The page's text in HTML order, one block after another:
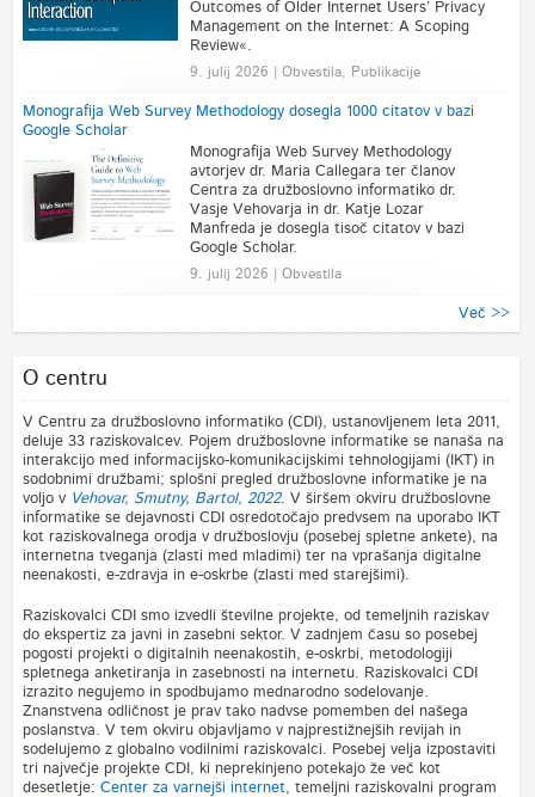
Outcomes of Older Internet Users’ Privacy
Management on the Internet: A Scoping
Review«.
9. julij 2026 | Obvestila, Publikacije
Monografija Web Survey Methodology dosegla 1000 citatov v bazi
Google Scholar
Monografija Web Survey Methodology
avtorjev dr. Maria Callegara ter članov
Centra za družboslovno informatiko dr.
Vasje Vehovarja in dr. Katje Lozar
Manfreda je dosegla tisoč citatov v bazi
Google Scholar.
9. julij 2026 | Obvestila
Več >>
O centru
V Centru za družboslovno informatiko (CDI), ustanovljenem leta 2011,
deluje 33 raziskovalcev. Pojem družboslovne informatike se nanaša na
interakcijo med informacijsko-komunikacijskimi tehnologijami (IKT) in
sodobnimi družbami; splošni pregled družboslovne informatike je na
voljo v Vehovar, Smutny, Bartol, 2022. V širšem okviru družboslovne
informatike se dejavnosti CDI osredotočajo predvsem na uporabo IKT
kot raziskovalnega orodja v družboslovju (posebej spletne ankete), na
internetna tveganja (zlasti med mladimi) ter na vprašanja digitalne
neenakosti, e-zdravja in e-oskrbe (zlasti med starejšimi).
Raziskovalci CDI smo izvedli številne projekte, od temeljnih raziskav
do ekspertiz za javni in zasebni sektor. V zadnjem času so posebej
pogosti projekti o digitalnih neenakostih, e-oskrbi, metodologiji
spletnega anketiranja in zasebnosti na internetu. Raziskovalci CDI
izrazito negujemo in spodbujamo mednarodno sodelovanje.
Znanstvena odličnost je prav tako nadvse pomemben del našega
poslanstva. V tem okviru objavljamo v najprestižnejših revijah in
sodelujemo z globalno vodilnimi raziskovalci. Posebej velja izpostaviti
tri največje projekte CDI, ki neprekinjeno potekajo že več kot
desetletje: Center za varnejši internet, temeljni raziskovalni program